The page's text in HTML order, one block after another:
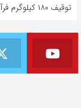
توقیف ۱۸۰ کیلوگرم فرآورده مرغ فاقد مجوز در میانه